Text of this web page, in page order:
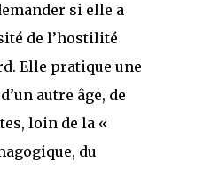
si elle a
de l’hostilité
Elle pratique une
autre âge, de
loin de la «
du